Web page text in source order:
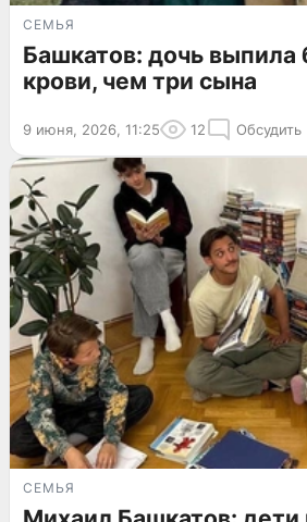
СЕМЬЯ
Башкатов: дочь выпила
крови, чем три сына
9 июня, 2026, 11:25 12 Обсудить
СЕМЬЯ